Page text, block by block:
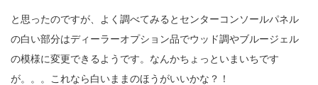
と思ったのですが、よく調べてみるとセンターコンソールパネル
の白い部分はディーラーオプション品でウッド調やブルージェル
の模様に変更できるようです。なんかちょっといまいちです
が。。。これなら白いままのほうがいいかな？！